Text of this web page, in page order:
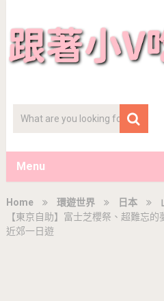
Menu
Home 環遊世界 日本
【東京自助】富士芝櫻祭、超難忘
近郊一日遊